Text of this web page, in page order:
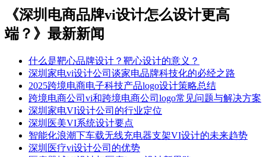
《深圳电商品牌vi设计怎么设计更高
端？》最新新闻
什么是靶心品牌设计？靶心设计的意义？
深圳家电vi设计公司谈家电品牌科技化的必经之路
2025跨境电商电子科技产品logo设计策略总结
跨境电商公司vi和跨境电商公司logo常见问题与解决方案
深圳家电VI设计公司的行业定位
深圳医美VI系统设计要点
智能化浪潮下车载无线充电器支架VI设计的未来趋势​
深圳医疗vi设计公司的优势